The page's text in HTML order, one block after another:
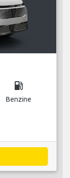
local_gas_station
Benzine